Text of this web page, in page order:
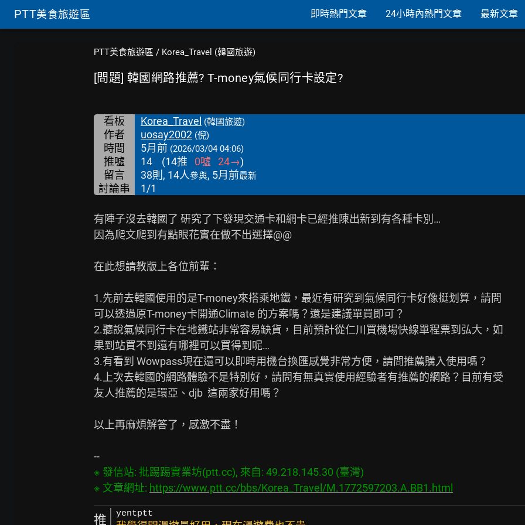
PTT美食旅遊區 即時熱門文章 24小時內熱門文章 最新文章
PTT美食旅遊區 / Korea_Travel (韓國旅遊)
[問題] 韓國網路推薦? T-money氣候同行卡設定?
看板 Korea_Travel (韓國旅遊)
作者 uosay2002 (倪)
時間 5月前 (2026/03/04 04:06)
推噓 14 (14推 0噓 24→)
留言
38則, 14人參與, 5月前最新
討論串 1/1
有陣子沒去韓國了 研究了下發現交通卡和網卡已經推陳出新到有各種卡別…
因為爬文爬到有點眼花實在做不出選擇@@
在此想請教版上各位前輩：
1.先前去韓國使用的是T-money來搭乘地鐵，最近有研究到氣候同行卡好像挺划算，請問
可以透過原T-money卡開通Climate 的方案嗎？還是建議單買即可？
2.聽說氣候同行卡在地鐵站非常容易缺貨，目前預計從仁川買機場快線單程票到弘大，如
果到站買不到還有哪裡可以買得到呢…
3.有看到 Wowpass現在還可以即時用機台換匯感覺非常方便，請問推薦購入使用嗎？
4.上次去韓國的網路體驗不是特別好，請問有無真實使用經驗者有推薦的網路？目前有受
友人推薦的是環亞、djb  這兩家好用嗎？
以上再麻煩解答了，感激不盡！
※ 發信站: 批踢踢實業坊(ptt.cc), 來自: 49.218.145.30 (臺灣)
※ 文章網址: https://www.ptt.cc/bbs/Korea_Travel/M.1772597203.A.BB1.html
推 yentptt